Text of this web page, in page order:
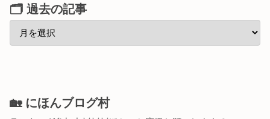
🗂 過去の記事
🏡 にほんブログ村